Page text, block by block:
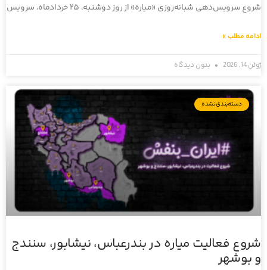
شروع سرویس‌دهی شبانه‌روزی «میاره» از روز دوشنبه، ۲۵ خردادماه، سرویس‌
ادامه مطلب »
ژوئن 14, 2026 بدون دیدگاه
دسته‌بندی نشده
شروع فعالیت میاره در بندرعباس، نیشابور، سنندج
و بوشهر